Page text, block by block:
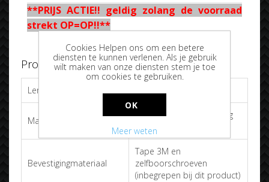
**PRIJS ACTIE!! geldig zolang de voorraad
strekt OP=OP!!**
Product specificaties
Lengte
Materiaaleigenschappen
Mat zwart poedercoating
(Aluminium)
Bevestigingmateriaal
Tape 3M en
zelfboorschroeven
(inbegrepen bij dit product)
Cookies Helpen ons om een betere
diensten te kunnen verlenen. Als je gebruik
wilt maken van onze diensten stem je toe
om cookies te gebruiken.
OK
Meer weten